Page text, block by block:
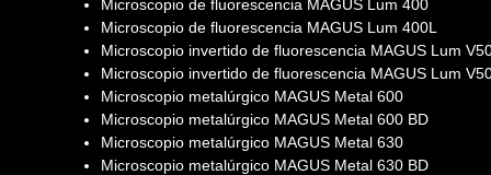
Microscopio de fluorescencia MAGUS Lum 400
Microscopio de fluorescencia MAGUS Lum 400L
Microscopio invertido de fluorescencia MAGUS Lum
Microscopio invertido de fluorescencia MAGUS Lum
Microscopio metalúrgico MAGUS Metal 600
Microscopio metalúrgico MAGUS Metal 600 BD
Microscopio metalúrgico MAGUS Metal 630
Microscopio metalúrgico MAGUS Metal 630 BD